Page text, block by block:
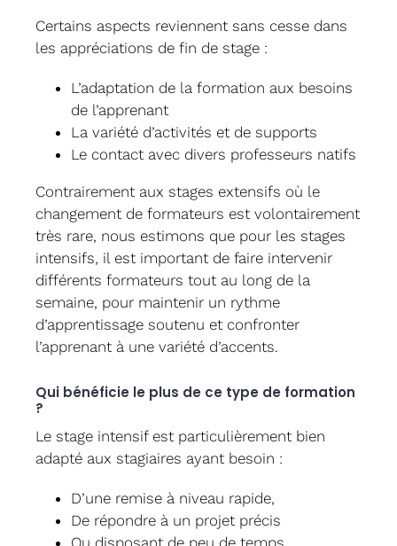
Certains aspects reviennent sans cesse dans
les appréciations de fin de stage :
L’adaptation de la formation aux besoins
de l’apprenant
La variété d’activités et de supports
Le contact avec divers professeurs natifs
Contrairement aux stages extensifs où le
changement de formateurs est volontairement
très rare, nous estimons que pour les stages
intensifs, il est important de faire intervenir
différents formateurs tout au long de la
semaine, pour maintenir un rythme
d’apprentissage soutenu et confronter
l’apprenant à une variété d’accents.
Qui bénéficie le plus de ce type de formation
?
Le stage intensif est particulièrement bien
adapté aux stagiaires ayant besoin :
D’une remise à niveau rapide,
De répondre à un projet précis
Ou disposant de peu de temps.